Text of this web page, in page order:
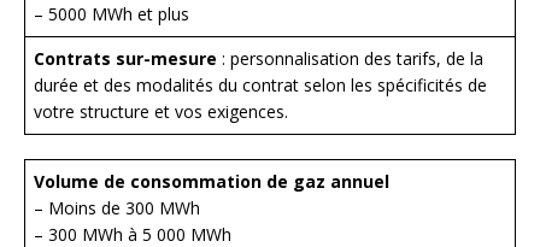
– 5000 MWh et plus
Contrats sur-mesure : personnalisation des tarifs, de la
durée et des modalités du contrat selon les spécificités de
votre structure et vos exigences.
Volume de consommation de gaz annuel
– Moins de 300 MWh
– 300 MWh à 5 000 MWh